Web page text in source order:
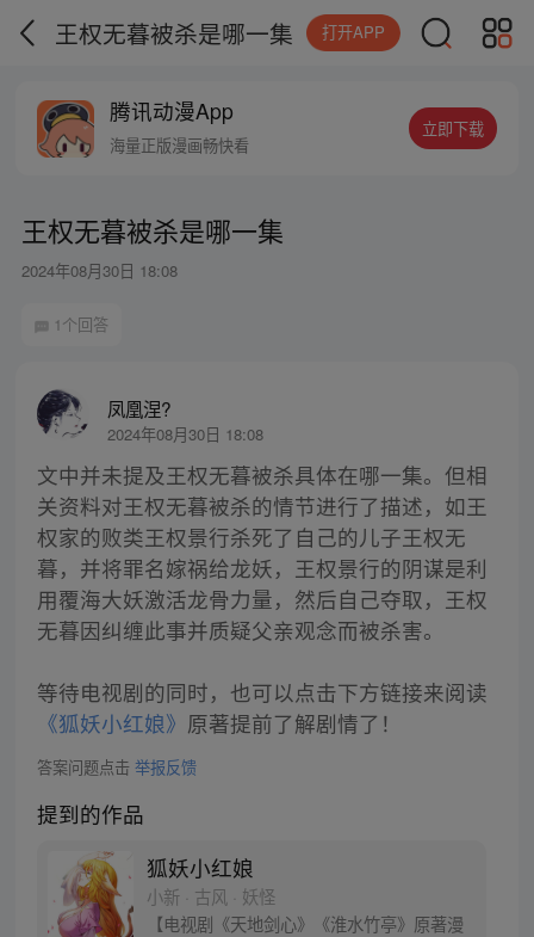
王权无暮被杀是哪一集 打开APP
腾讯动漫App
海量正版漫画畅快看
立即下载
王权无暮被杀是哪一集
2024年08月30日 18:08
1个回答
凤凰涅?
2024年08月30日 18:08
文中并未提及王权无暮被杀具体在哪一集。但相
关资料对王权无暮被杀的情节进行了描述，如王
权家的败类王权景行杀死了自己的儿子王权无
暮，并将罪名嫁祸给龙妖，王权景行的阴谋是利
用覆海大妖激活龙骨力量，然后自己夺取，王权
无暮因纠缠此事并质疑父亲观念而被杀害。
等待电视剧的同时，也可以点击下方链接来阅读
《狐妖小红娘》 原著提前了解剧情了！
答案问题点击 举报反馈
提到的作品
狐妖小红娘
小新 · 古风 · 妖怪
【电视剧《天地剑心》《淮水竹亭》原著漫